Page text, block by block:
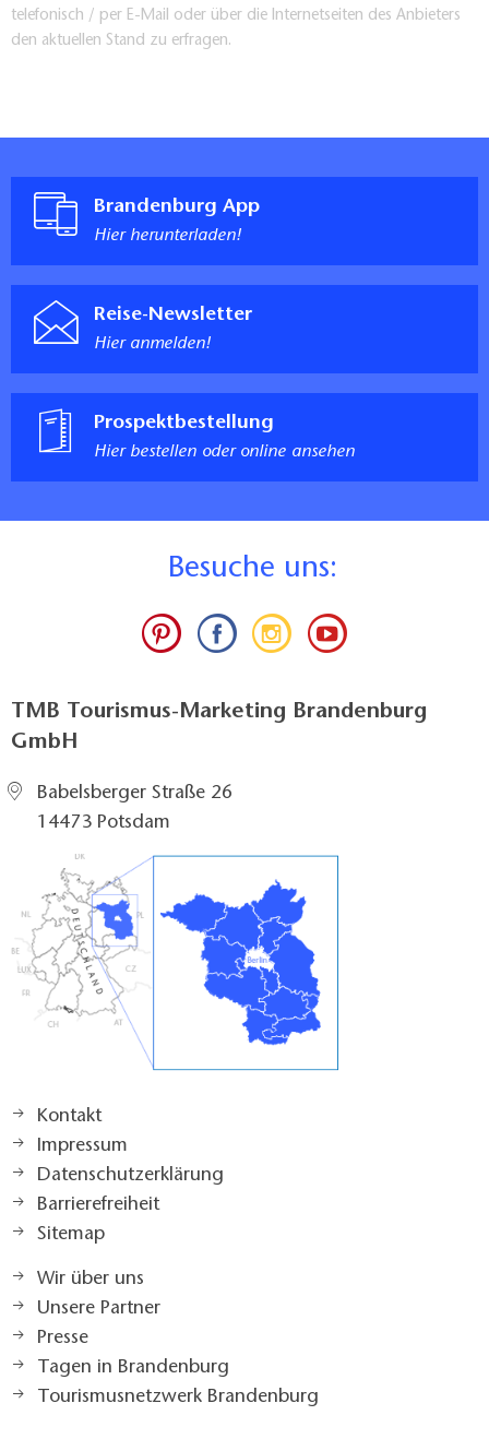
telefonisch / per E-Mail oder über die Internetseiten des Anbieters
den aktuellen Stand zu erfragen.
Brandenburg App
Hier herunterladen!
Reise-Newsletter
Hier anmelden!
Prospektbestellung
Hier bestellen oder online ansehen
Besuche uns:
TMB Tourismus-Marketing Brandenburg
GmbH
Babelsberger Straße 26
14473 Potsdam
Kontakt
Impressum
Datenschutzerklärung
Barrierefreiheit
Sitemap
Wir über uns
Unsere Partner
Presse
Tagen in Brandenburg
Tourismusnetzwerk Brandenburg